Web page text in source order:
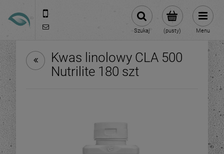
(pusty)
Szukaj Menu
Kwas linolowy CLA 500
Nutrilite 180 szt